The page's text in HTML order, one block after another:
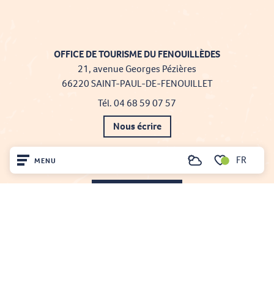
MENU
Voir les favoris
RechercheFR
OFFICE DE TOURISME DU FENOUILLÈDES
21, avenue Georges Pézières
66220 SAINT-PAUL-DE-FENOUILLET
Tél. 04 68 59 07 57
Nous écrire